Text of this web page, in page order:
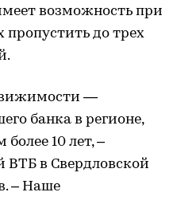
возможность при
пропустить до трех
—
банка в регионе,
10 лет, –
ВТБ в Свердловской
– Наше